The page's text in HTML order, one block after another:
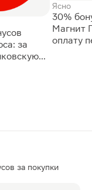
за
Ясно
30%
Магнит
оплату
за покупки